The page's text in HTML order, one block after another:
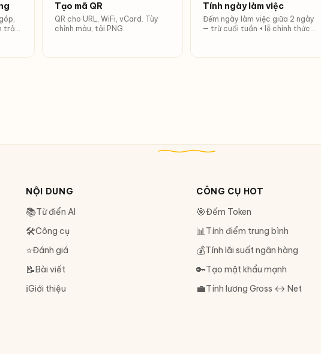
trả
Tạo mã QR
QR cho URL, WiFi, vCard. Tùy
chỉnh màu, tải PNG.
Tính ngày làm việc
Đếm ngày làm việc giữa 2 ngày
— trừ cuối tuần + lễ chính thức
NỘI DUNG
📚Từ điển AI
🛠Công cụ
⭐Đánh giá
📝Bài viết
ℹ️Giới thiệu
CÔNG CỤ HOT
🎯Đếm Token
📊Tính điểm trung bình
💰Tính lãi suất ngân hàng
🔑Tạo mật khẩu mạnh
💼Tính lương Gross ↔ Net